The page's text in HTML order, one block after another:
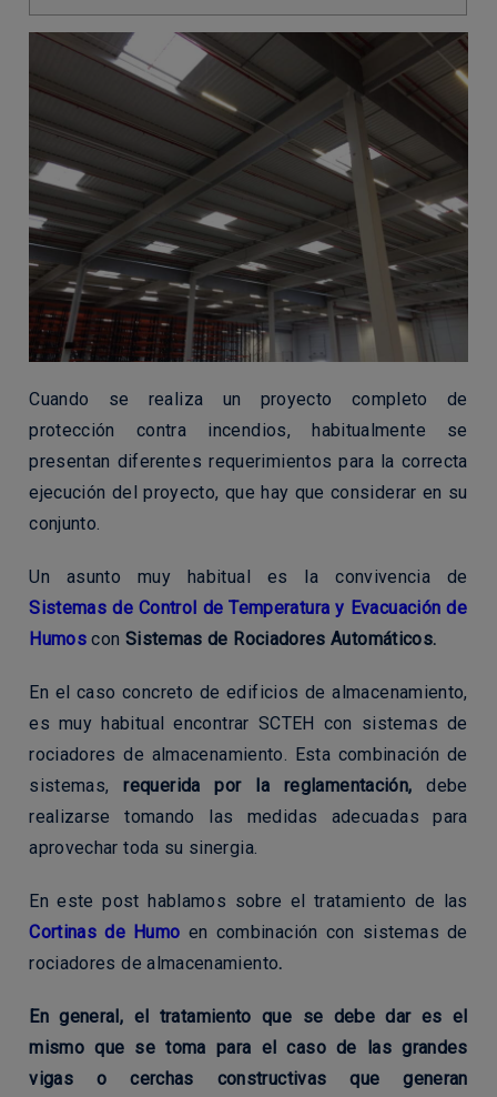
Cuando se realiza un proyecto completo de
protección contra incendios, habitualmente se
presentan diferentes requerimientos para la correcta
ejecución del proyecto, que hay que considerar en su
conjunto.
Un asunto muy habitual es la convivencia de
Sistemas de Control de Temperatura y Evacuación de
Humos con Sistemas de Rociadores Automáticos.
En el caso concreto de edificios de almacenamiento,
es muy habitual encontrar SCTEH con sistemas de
rociadores de almacenamiento. Esta combinación de
sistemas,requerida por la reglamentación,debe
realizarse tomando las medidas adecuadas para
aprovechar toda su sinergia.
En este post hablamos sobre el tratamiento de las
Cortinas de Humo en combinación con sistemas de
rociadores de almacenamiento.
En general, el tratamiento que se debe dar es el
mismo que se toma para el caso de las grandes
vigas o cerchas constructivas que generan